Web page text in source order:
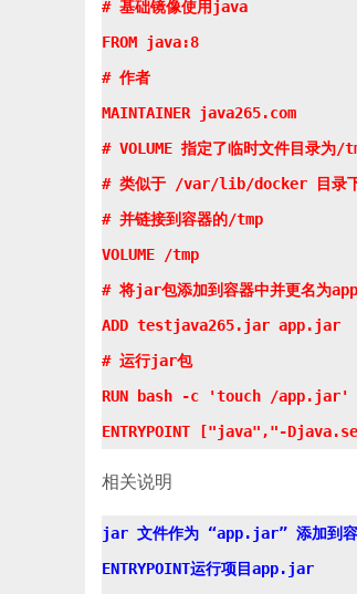
# 基础镜像使用java
FROM java:8
# 作者
MAINTAINER java265.com
# VOLUME 指定了临时文件目录为/
# 类似于 /var/lib/docker 目录下
# 并链接到容器的/tmp
VOLUME /tmp
# 将jar包添加到容器中并更名为
ADD testjava265.jar app.jar
# 运行jar包
RUN bash -c 'touch /app.jar'
相关说明
jar 文件作为 “app.jar” 添加到容
ENTRYPOINT运行项目app.jar